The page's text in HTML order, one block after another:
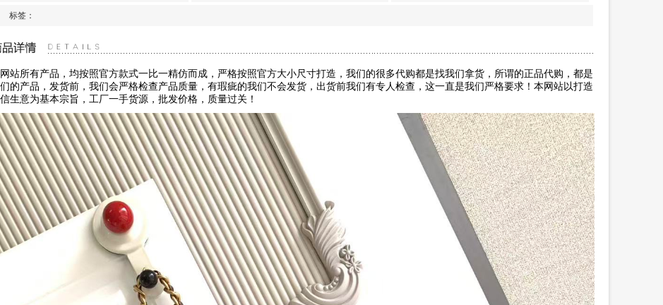
标签：
站所有产品，均按照官方款式一比一精仿而成，严格按照官方大小尺寸打造，我们的很多代购都是找我们拿货，所谓的正品代购，都是
的产品，发货前，我们会严格检查产品质量，有瑕疵的我们不会发货，出货前我们有专人检查，这一直是我们严格要求！本网站以打造
生意为基本宗旨，工厂一手货源，批发价格，质量过关！